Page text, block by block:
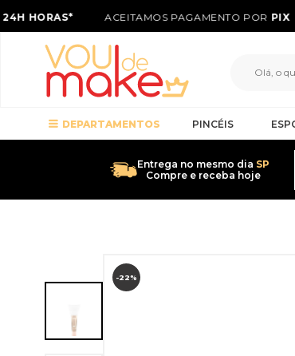
HORAS* ACEITAMOS PAGAMENTO PORPIX
DEPARTAMENTOS PINCÉIS
Entrega no mesmo dia SP
Compre e receba hoje
-22%